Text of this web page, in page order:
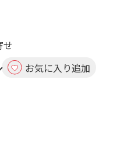
せ
お気に入り追加